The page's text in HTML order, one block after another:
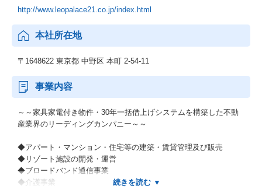
http://www.leopalace21.co.jp/index.html
本社所在地
〒1648622 東京都 中野区 本町 2‐54‐11
事業内容
～～家具家電付き物件・30年一括借上げシステムを構築した不動
産業界のリーディングカンパニー～～
◆アパート・マンション・住宅等の建築・賃貸管理及び販売
◆リゾート施設の開発・運営
◆ブロードバンド通信事業
◆介護事業